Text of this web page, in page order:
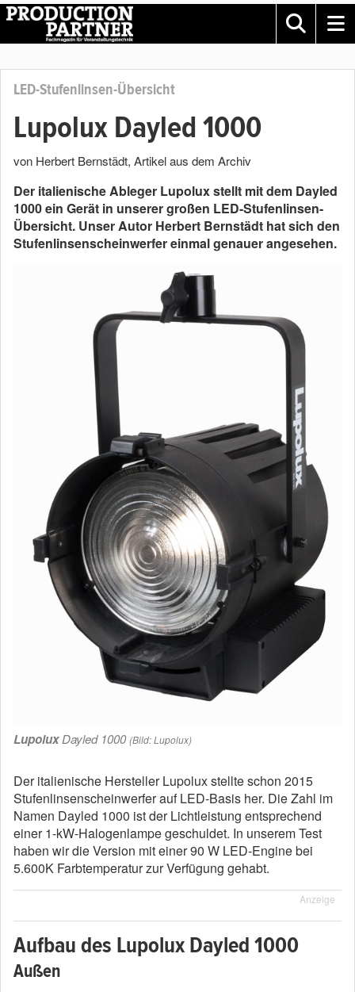
LED-Stufenlinsen-Übersicht
Lupolux Dayled 1000
von Herbert Bernstädt, Artikel aus dem Archiv
Der italienische Ableger Lupolux stellt mit dem Dayled
1000 ein Gerät in unserer großen LED-Stufenlinsen-
Übersicht. Unser Autor Herbert Bernstädt hat sich den
Stufenlinsenscheinwerfer einmal genauer angesehen.
Lupolux Dayled 1000 (Bild: Lupolux)
Der italienische Hersteller Lupolux stellte schon 2015
Stufenlinsenscheinwerfer auf LED-Basis her. Die Zahl im
Namen Dayled 1000 ist der Lichtleistung entsprechend
einer 1-kW-Halogenlampe geschuldet. In unserem Test
haben wir die Version mit einer 90 W LED-Engine bei
5.600K Farbtemperatur zur Verfügung gehabt.
Anzeige
Aufbau des Lupolux Dayled 1000
Außen